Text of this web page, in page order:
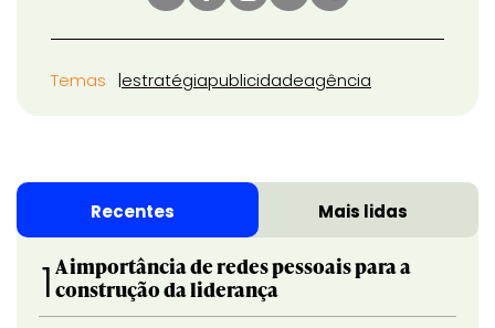
Temas estratégiapublicidadeagência
Recentes Mais lidas
1 A importância de redes pessoais para a
construção da liderança